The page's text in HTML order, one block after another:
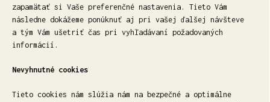
zapamätať si Vaše preferenčné nastavenia. Tieto Vám
následne dokážeme ponúknuť aj pri vašej ďalšej návšteve
a tým Vám ušetriť čas pri vyhľadávaní požadovaných
informácií.
Nevyhnutné cookies
Tieto cookies nám slúžia nám na bezpečné a optimálne